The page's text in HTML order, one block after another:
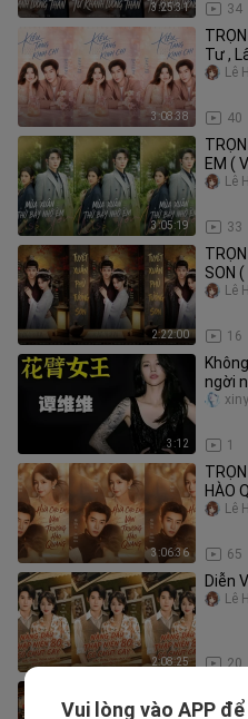
3:25:31 34
3:08:38
Tư ,
40
Lê
3:05:19
EM (
33
Lê
2:22:00
SON
16
Lê
3:12
ngời
bảo
1
3:06:36
HÀO
65
Lê
2:08:25
Diễn
20
Lê
Vui lòng vào APP